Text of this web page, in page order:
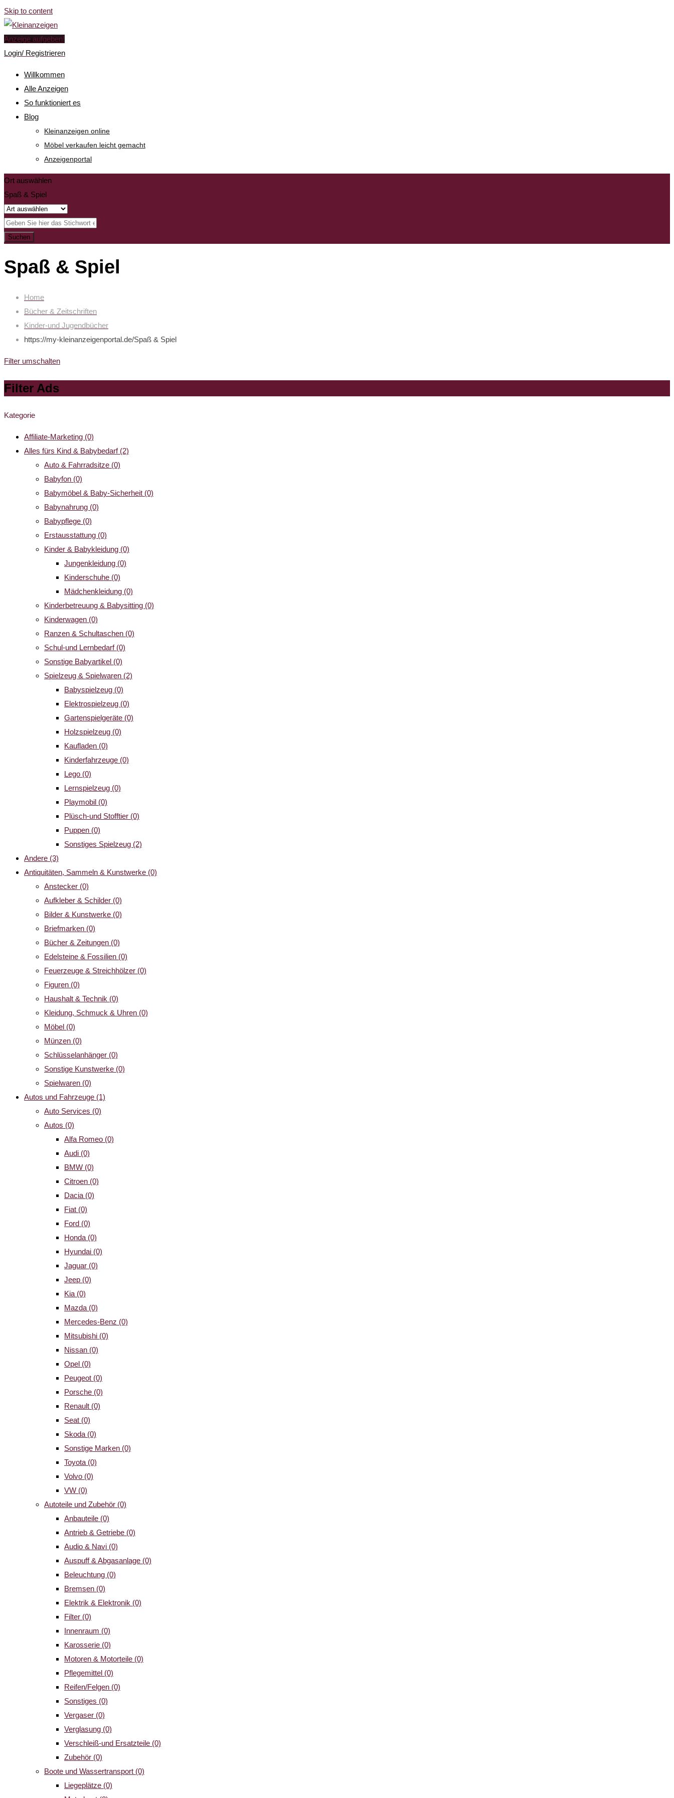
Skip to content
Anzeige aufgeben!
Login/ Registrieren
Willkommen
Alle Anzeigen
So funktioniert es
Blog
Kleinanzeigen online
Möbel verkaufen leicht gemacht
Anzeigenportal
Ort auswählen
Spaß & Spiel
Suchen
Spaß & Spiel
Home
Bücher & Zeitschriften
Kinder-und Jugendbücher
https://my-kleinanzeigenportal.de/Spaß & Spiel
Filter umschalten
Filter Ads
Kategorie
Affiliate-Marketing (0)
Alles fürs Kind & Babybedarf (2)
Auto & Fahrradsitze (0)
Babyfon (0)
Babymöbel & Baby-Sicherheit (0)
Babynahrung (0)
Babypflege (0)
Erstausstattung (0)
Kinder & Babykleidung (0)
Jungenkleidung (0)
Kinderschuhe (0)
Mädchenkleidung (0)
Kinderbetreuung & Babysitting (0)
Kinderwagen (0)
Ranzen & Schultaschen (0)
Schul-und Lernbedarf (0)
Sonstige Babyartikel (0)
Spielzeug & Spielwaren (2)
Babyspielzeug (0)
Elektrospielzeug (0)
Gartenspielgeräte (0)
Holzspielzeug (0)
Kaufladen (0)
Kinderfahrzeuge (0)
Lego (0)
Lernspielzeug (0)
Playmobil (0)
Plüsch-und Stofftier (0)
Puppen (0)
Sonstiges Spielzeug (2)
Andere (3)
Antiquitäten, Sammeln & Kunstwerke (0)
Anstecker (0)
Aufkleber & Schilder (0)
Bilder & Kunstwerke (0)
Briefmarken (0)
Bücher & Zeitungen (0)
Edelsteine & Fossilien (0)
Feuerzeuge & Streichhölzer (0)
Figuren (0)
Haushalt & Technik (0)
Kleidung, Schmuck & Uhren (0)
Möbel (0)
Münzen (0)
Schlüsselanhänger (0)
Sonstige Kunstwerke (0)
Spielwaren (0)
Autos und Fahrzeuge (1)
Auto Services (0)
Autos (0)
Alfa Romeo (0)
Audi (0)
BMW (0)
Citroen (0)
Dacia (0)
Fiat (0)
Ford (0)
Honda (0)
Hyundai (0)
Jaguar (0)
Jeep (0)
Kia (0)
Mazda (0)
Mercedes-Benz (0)
Mitsubishi (0)
Nissan (0)
Opel (0)
Peugeot (0)
Porsche (0)
Renault (0)
Seat (0)
Skoda (0)
Sonstige Marken (0)
Toyota (0)
Volvo (0)
VW (0)
Autoteile und Zubehör (0)
Anbauteile (0)
Antrieb & Getriebe (0)
Audio & Navi (0)
Auspuff & Abgasanlage (0)
Beleuchtung (0)
Bremsen (0)
Elektrik & Elektronik (0)
Filter (0)
Innenraum (0)
Karosserie (0)
Motoren & Motorteile (0)
Pflegemittel (0)
Reifen/Felgen (0)
Sonstiges (0)
Vergaser (0)
Verglasung (0)
Verschleiß-und Ersatzteile (0)
Zubehör (0)
Boote und Wassertransport (0)
Liegeplätze (0)